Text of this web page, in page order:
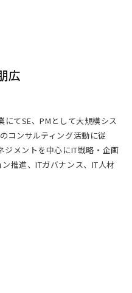
広
てSE、PMとして大規模シス
コンサルティング活動に従
ジメントを中心にIT戦略・企画
推進、ITガバナンス、IT人材